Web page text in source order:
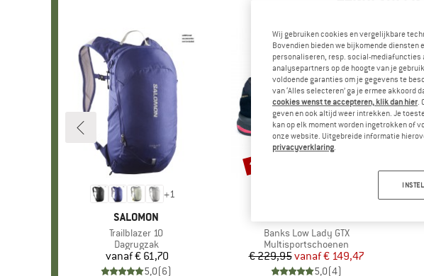
+1
MERK
SALOMON
Artikel
Trailblazer 10
Productgroep
Dagrugzak
Prijs
vanaf€ 61,70
5,0(6)
Artikel
Banks Low Lady GTX
Productgroep
Multisportschoenen
Prijs
€ 229,95 Verlaagde prijs
vanaf€ 149,47
5,0(4)
Korting
tot -35%
Wij gebruiken cookies en vergelijkbare
Bovendien bieden we bijkomende diensten
personaliseren, resp. social-mediafuncties
analysepartners op de hoogte van je
voldoende garanties om je gegevens te
van ‘Alles selecteren’ ga je ermee akkoord
cookies wenst te accepteren, klik dan hier.
geven en ook altijd weer intrekken. Je
kan op elk moment worden ingetrokken of
onze website. Uitgebreide informatie
privacyverklaring.